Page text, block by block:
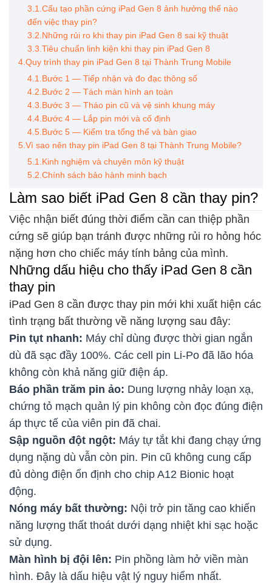
3.1.Cấu tạo phần cứng iPad Gen 8 ảnh hưởng thế nào
đến việc thay pin?
3.2.Những rủi ro khi thay pin iPad Gen 8 sai kỹ thuật
3.3.Tiêu chuẩn linh kiện khi thay pin iPad Gen 8
4.Quy trình thay pin iPad Gen 8 tại Thành Trung Mobile
4.1.Bước 1 — Tiếp nhận và đo đạc thông số
4.2.Bước 2 — Tách màn hình an toàn
4.3.Bước 3 — Tháo pin cũ và vệ sinh khung máy
4.4.Bước 4 — Lắp pin mới và cố định
4.5.Bước 5 — Kiểm tra tổng thể và bàn giao
5.Vì sao nên thay pin iPad Gen 8 tại Thành Trung Mobile?
5.1.Kinh nghiệm và chuyên môn kỹ thuật
5.2.Chính sách bảo hành minh bạch
Làm sao biết iPad Gen 8 cần thay pin?
Việc nhận biết đúng thời điểm cần can thiệp phần
cứng sẽ giúp bạn tránh được những rủi ro hỏng hóc
nặng hơn cho chiếc máy tính bảng của mình.
Những dấu hiệu cho thấy iPad Gen 8 cần
thay pin
iPad Gen 8 cần được thay pin mới khi xuất hiện các
tình trạng bất thường về năng lượng sau đây:
Pin tụt nhanh: Máy chỉ dùng được thời gian ngắn
dù đã sạc đầy 100%. Các cell pin Li-Po đã lão hóa
không còn khả năng giữ điện áp.
Báo phần trăm pin ảo: Dung lượng nhảy loạn xạ,
chứng tỏ mạch quản lý pin không còn đọc đúng điện
áp thực tế của viên pin đã chai.
Sập nguồn đột ngột: Máy tự tắt khi đang chạy ứng
dụng nặng dù vẫn còn pin. Pin cũ không cung cấp
đủ dòng điện ổn định cho chip A12 Bionic hoạt
động.
Nóng máy bất thường: Nội trở pin tăng cao khiến
năng lượng thất thoát dưới dạng nhiệt khi sạc hoặc
sử dụng.
Màn hình bị đội lên: Pin phồng làm hở viền màn
hình. Đây là dấu hiệu vật lý nguy hiểm nhất.